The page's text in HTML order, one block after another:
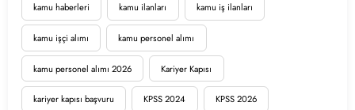
kamu haberleri kamu ilanları kamu iş ilanları
kamu işçi alımı kamu personel alımı
kamu personel alımı 2026 Kariyer Kapısı
kariyer kapısı başvuru KPSS 2024 KPSS 2026